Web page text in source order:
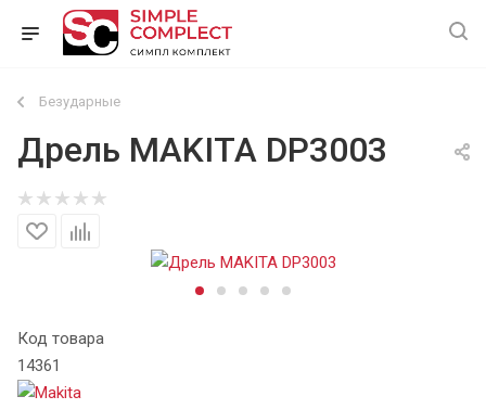
Безударные
Дрель MAKITA DP3003
Код товара
14361